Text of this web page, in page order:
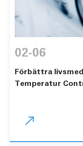
02-06
Förbättra
Temperatur
